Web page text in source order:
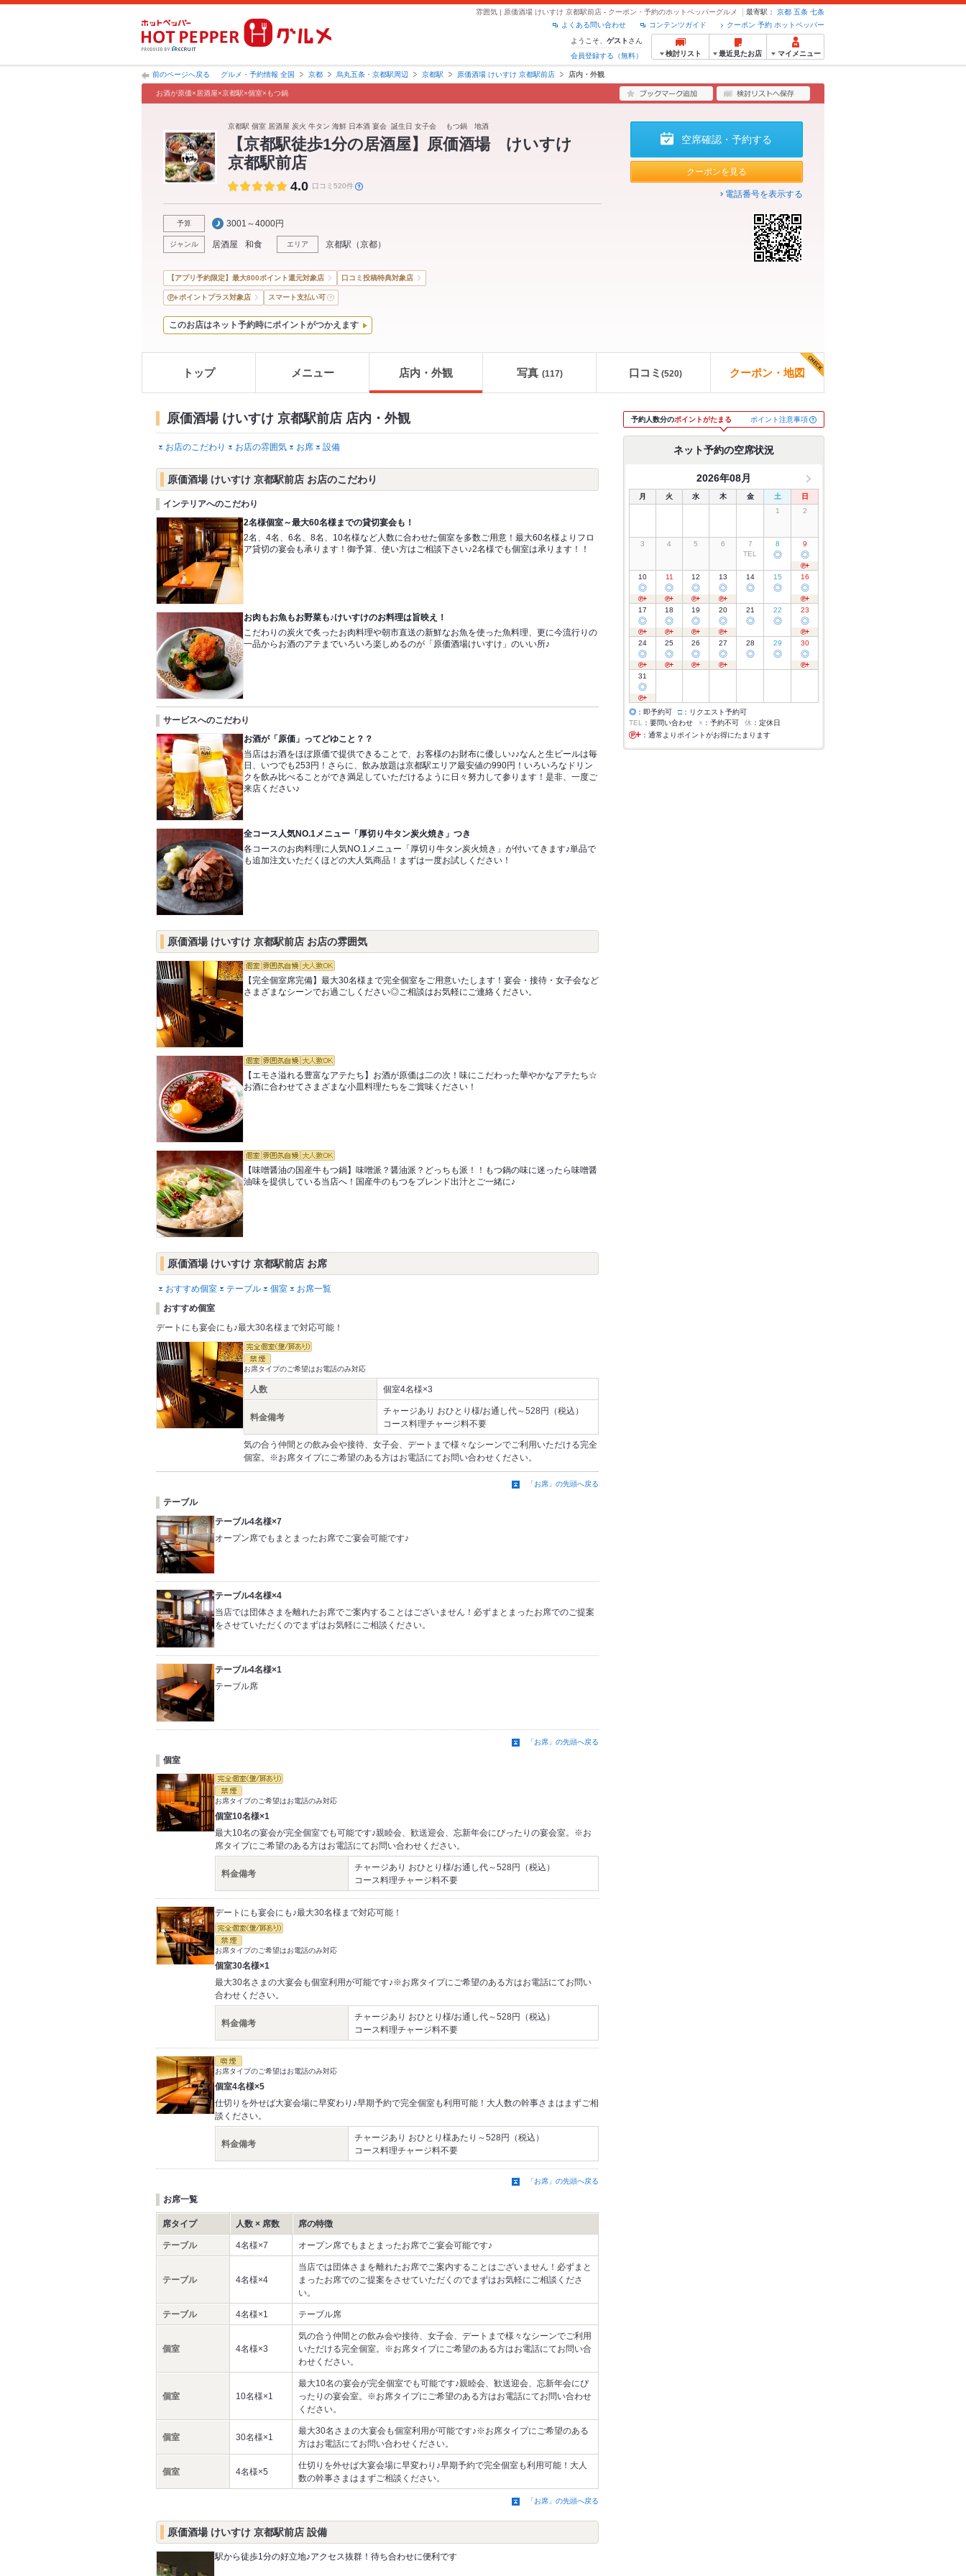
雰囲気 | 原価酒場 けいすけ 京都駅前店 - クーポン・予約のホットペッパーグルメ 最寄駅： 京都 五条 七条
クーポン 予約 ホットペッパー
コンテンツガイド
よくある問い合わせ
ようこそ、 ゲスト さん
会員登録する（無料）
検討リスト 最近見たお店 マイメニュー
前のページへ戻る グルメ・予約情報 全国 京都 烏丸五条・京都駅周辺 京都駅 原価酒場 けいすけ 京都駅前店 店内・外観
お酒が原価×居酒屋×京都駅×個室×もつ鍋
京都駅 個室 居酒屋 炭火 牛タン 海鮮 日本酒 宴会 誕生日 女子会 もつ鍋 地酒
【京都駅徒歩1分の居酒屋】原価酒場 けいすけ
京都駅前店
4.0 口コミ520件
予算 3001～4000円
ジャンル 居酒屋 和食 エリア 京都駅 （京都）
空席確認・予約する
クーポンを見る
電話番号を表示する
【アプリ予約限定】最大800ポイント還元対象店 口コミ投稿特典対象店
ポイントプラス対象店 スマート支払い可
このお店はネット予約時にポイントがつかえます
トップ メニュー 店内・外観 写真 (117) 口コミ (520) クーポン・地図
原価酒場 けいすけ 京都駅前店 店内・外観
お店のこだわり お店の雰囲気 お席 設備
原価酒場 けいすけ 京都駅前店 お店のこだわり
インテリアへのこだわり
2名様個室～最大60名様までの貸切宴会も！
2名、4名、6名、8名、10名様など人数に合わせた個室を多数ご用意！最大60名様よりフロ
ア貸切の宴会も承ります！御予算、使い方はご相談下さい♪2名様でも個室は承ります！！
お肉もお魚もお野菜も♪けいすけのお料理は旨映え！
こだわりの炭火で炙ったお肉料理や朝市直送の新鮮なお魚を使った魚料理、更に今流行りの
一品からお酒のアテまでいろいろ楽しめるのが「原価酒場けいすけ」のいい所♪
サービスへのこだわり
お酒が「原価」ってどゆこと？？
当店はお酒をほぼ原価で提供できることで、お客様のお財布に優しい♪♪なんと生ビールは毎
日、いつでも253円！さらに、飲み放題は京都駅エリア最安値の990円！いろいろなドリン
クを飲み比べることができ満足していただけるように日々努力して参ります！是非、一度ご
来店ください♪
全コース人気NO.1メニュー「厚切り牛タン炭火焼き」つき
各コースのお肉料理に人気NO.1メニュー「厚切り牛タン炭火焼き」が付いてきます♪単品で
も追加注文いただくほどの大人気商品！まずは一度お試しください！
原価酒場 けいすけ 京都駅前店 お店の雰囲気
【完全個室席完備】最大30名様まで完全個室をご用意いたします！宴会・接待・女子会など
さまざまなシーンでお過ごしください◎ご相談はお気軽にご連絡ください。
【エモさ溢れる豊富なアテたち】お酒が原価は二の次！味にこだわった華やかなアテたち☆
お酒に合わせてさまざまな小皿料理たちをご賞味ください！
【味噌醤油の国産牛もつ鍋】味噌派？醤油派？どっちも派！！もつ鍋の味に迷ったら味噌醤
油味を提供している当店へ！国産牛のもつをブレンド出汁とご一緒に♪
原価酒場 けいすけ 京都駅前店 お席
おすすめ個室 テーブル 個室
お席一覧
おすすめ個室
デートにも宴会にも♪最大30名様まで対応可能！
お席タイプのご希望はお電話のみ対応
人数 個室4名様×3
料金備考
チャージあり おひとり様/お通し代～528円（税込）
コース料理チャージ料不要
気の合う仲間との飲み会や接待、女子会、デートまで様々なシーンでご利用いただける完全
個室。※お席タイプにご希望のある方はお電話にてお問い合わせください。
「お席」の先頭へ戻る
テーブル
テーブル4名様×7
オープン席でもまとまったお席でご宴会可能です♪
テーブル4名様×4
当店では団体さまを離れたお席でご案内することはございません！必ずまとまったお席でのご提案
をさせていただくのでまずはお気軽にご相談ください。
テーブル4名様×1
テーブル席
「お席」の先頭へ戻る
個室
お席タイプのご希望はお電話のみ対応
個室10名様×1
最大10名の宴会が完全個室でも可能です♪親睦会、歓送迎会、忘新年会にぴったりの宴会室。※お
席タイプにご希望のある方はお電話にてお問い合わせください。
料金備考
チャージあり おひとり様/お通し代～528円（税込）
コース料理チャージ料不要
デートにも宴会にも♪最大30名様まで対応可能！
お席タイプのご希望はお電話のみ対応
個室30名様×1
最大30名さまの大宴会も個室利用が可能です♪※お席タイプにご希望のある方はお電話にてお問い
合わせください。
料金備考
チャージあり おひとり様/お通し代～528円（税込）
コース料理チャージ料不要
お席タイプのご希望はお電話のみ対応
個室4名様×5
仕切りを外せば大宴会場に早変わり♪早期予約で完全個室も利用可能！大人数の幹事さまはまずご相
談ください。
料金備考
チャージあり おひとり様あたり～528円（税込）
コース料理チャージ料不要
「お席」の先頭へ戻る
お席一覧
席タイプ 人数 × 席数 席の特徴
テーブル 4名様×7 オープン席でもまとまったお席でご宴会可能です♪
テーブル 4名様×4
当店では団体さまを離れたお席でご案内することはございません！必ずまと
まったお席でのご提案をさせていただくのでまずはお気軽にご相談くださ
い。
テーブル 4名様×1 テーブル席
個室 4名様×3
気の合う仲間との飲み会や接待、女子会、デートまで様々なシーンでご利用
いただける完全個室。※お席タイプにご希望のある方はお電話にてお問い合
わせください。
個室 10名様×1
最大10名の宴会が完全個室でも可能です♪親睦会、歓送迎会、忘新年会にぴ
ったりの宴会室。※お席タイプにご希望のある方はお電話にてお問い合わせ
ください。
個室 30名様×1
最大30名さまの大宴会も個室利用が可能です♪※お席タイプにご希望のある
方はお電話にてお問い合わせください。
個室 4名様×5
仕切りを外せば大宴会場に早変わり♪早期予約で完全個室も利用可能！大人
数の幹事さまはまずご相談ください。
「お席」の先頭へ戻る
原価酒場 けいすけ 京都駅前店 設備
駅から徒歩1分の好立地♪アクセス抜群！待ち合わせに便利です
予約人数分のポイントがたまる ポイント注意事項
ネット予約の空席状況
2026年08月
月 火 水 木 金 土
日
1
2
3 4 5 6
7
TEL
8
◎
9
◎
10
◎
11
◎
12
◎
13
◎
14
◎
15
◎
16
◎
17
◎
18
◎
19
◎
20
◎
21
◎
22
◎
23
◎
24
◎
25
◎
26
◎
27
◎
28
◎
29
◎
30
◎
31
◎
◎ ：即予約可 □ ：リクエスト予約可
TEL
：要問い合わせ × ：予約不可 休 ：定休日
：通常よりポイントがお得にたまります